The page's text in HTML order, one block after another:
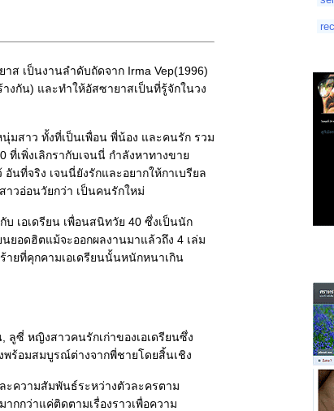
าส เป็นงานลำดับถัดจาก Irma Vep(1996)
งกัน) และทำให้อัสซายาสเป็นที่รู้จักในวง
มสาว ทั้งที่เป็นเพื่อน พี่น้อง และคนรัก รวม
ที่เพิ่งเลิกรากับเจนนี่ กำลังหาทางขา
นที่จริง เจนนี่ยังรักและอยากให้กาเบรียล
าวอ่อนวัยกว่า เป็นคนรักใหม่
เอเดรียน เพื่อนสนิทวัย 40 ซึ่งเป็นนัก
ยอดฮิตแม้จะออกผลงานมาแล้วถึง 4 เล่ม
ยที่คุกคามเอเดรียนนั้นหนักหนาเกิน
ลูซี่ หญิงสาวคนรักเก่าของเอเดรียนซึ่ง
พร้อมสมบูรณ์ต่างจากพี่ชายโดยสิ้นเชิง
ะความสัมพันธ์ระหว่างตัวละครตาม
กว่าแค่ติดตามเรื่องราวเพื่อความ